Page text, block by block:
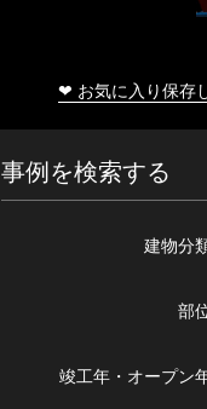
❤ お気に入り保存
事例を検索する
建物分
部
竣工年・ オープン